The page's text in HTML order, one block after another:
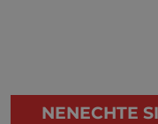
NENECHTE